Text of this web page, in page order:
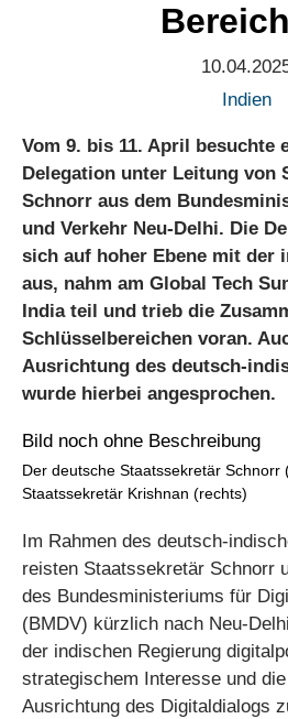
Indien
Vom 9. bis 11. April besuchte
Delegation unter Leitung von
Schnorr aus dem
und Verkehr Neu-Delhi. Die
sich auf hoher Ebene mit der
aus, nahm am Global Tech
India teil und trieb die
Schlüsselbereichen voran.
Ausrichtung des deutsch-
wurde hierbei angesprochen.
Der deutsche Staatssekretär Schnorr
Staatssekretär Krishnan (rechts)
Im Rahmen des deutsch-
reisten Staatssekretär Schnorr
des Bundesministeriums für
(BMDV) kürzlich nach Neu-
der indischen Regierung
strategischem Interesse und
Ausrichtung des Digitaldialogs